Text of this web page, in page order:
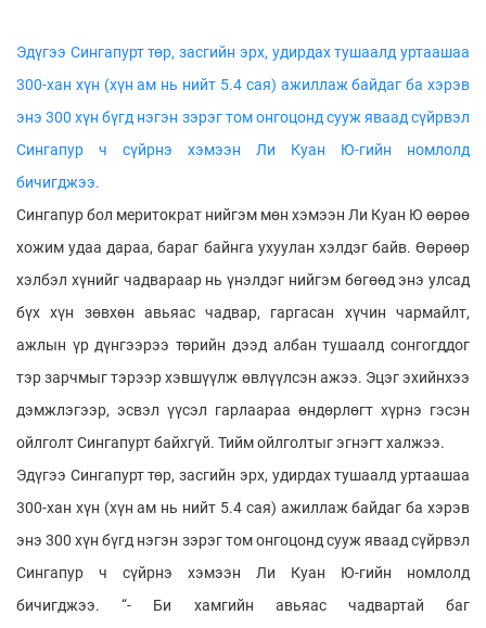
Эдүгээ Сингапурт төр, засгийн эрх, удирдах тушаалд уртаашаа
300-хан хүн (хүн ам нь нийт 5.4 сая) ажиллаж байдаг ба хэрэв
энэ 300 хүн бүгд нэгэн зэрэг том онгоцонд сууж яваад сүйрвэл
Сингапур ч сүйрнэ хэмээн Ли Куан Ю-гийн номлолд
бичигджээ.
Сингапур бол меритократ нийгэм мөн хэмээн Ли Куан Ю өөрөө
хожим удаа дараа, бараг байнга ухуулан хэлдэг байв. Өөрөөр
хэлбэл хүнийг чадвараар нь үнэлдэг нийгэм бөгөөд энэ улсад
бүх хүн зөвхөн авьяас чадвар, гаргасан хүчин чармайлт,
ажлын үр дүнгээрээ төрийн дээд албан тушаалд сонгогддог
тэр зарчмыг тэрээр хэвшүүлж өвлүүлсэн ажээ. Эцэг эхийнхээ
дэмжлэгээр, эсвэл үүсэл гарлаараа өндөрлөгт хүрнэ гэсэн
ойлголт Сингапурт байхгүй. Тийм ойлголтыг эгнэгт халжээ.
Эдүгээ Сингапурт төр, засгийн эрх, удирдах тушаалд уртаашаа
300-хан хүн (хүн ам нь нийт 5.4 сая) ажиллаж байдаг ба хэрэв
энэ 300 хүн бүгд нэгэн зэрэг том онгоцонд сууж яваад сүйрвэл
Сингапур ч сүйрнэ хэмээн Ли Куан Ю-гийн номлолд
бичигджээ. “- Би хамгийн авьяас чадвартай баг